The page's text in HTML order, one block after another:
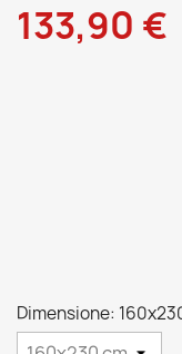
133,90 €
Dimensione: